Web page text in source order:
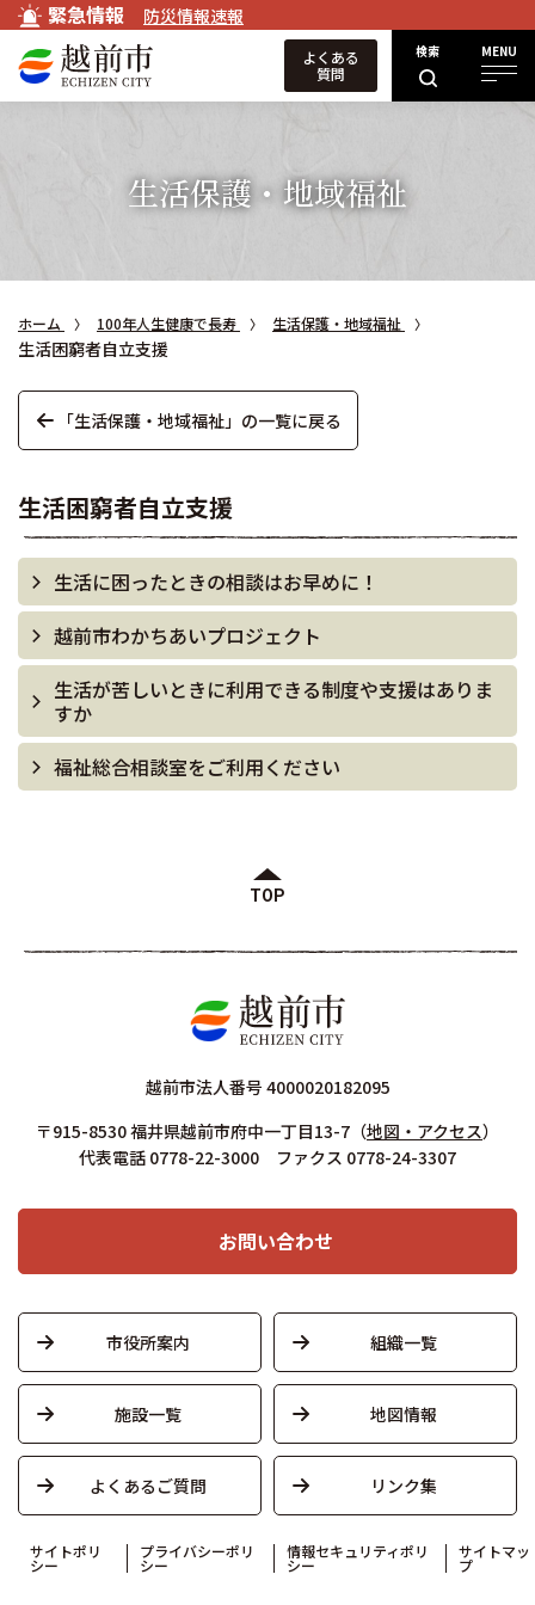
緊急情報 防災情報速報
検索 MENU
よくある
質問
生活保護・地域福祉
ホーム 100年人生健康で長寿 生活保護・地域福祉
生活困窮者自立支援
「生活保護・地域福祉」の一覧に戻る
生活困窮者自立支援
生活に困ったときの相談はお早めに！
越前市わかちあいプロジェクト
生活が苦しいときに利用できる制度や支援はありま
すか
福祉総合相談室をご利用ください
TOP
越前市法人番号 4000020182095
〒915-8530 福井県越前市府中一丁目13-7 （地図・アクセス）
代表電話 0778-22-3000 ファクス 0778-24-3307
お問い合わせ
市役所案内 組織一覧
施設一覧 地図情報
よくあるご質問 リンク集
サイトポリ
シー
プライバシーポリ
シー
情報セキュリティポリ
シー
サイトマッ
プ